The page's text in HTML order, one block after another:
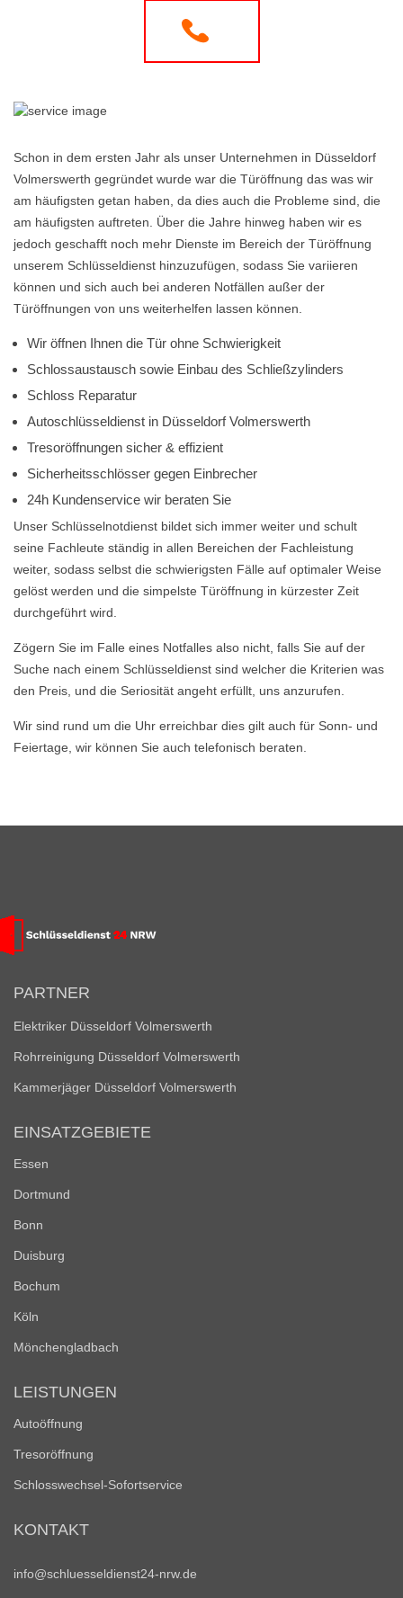
Schon in dem ersten Jahr als unser Unternehmen in Düsseldorf
Volmerswerth gegründet wurde war die Türöffnung das was wir
am häufigsten getan haben, da dies auch die Probleme sind, die
am häufigsten auftreten. Über die Jahre hinweg haben wir es
jedoch geschafft noch mehr Dienste im Bereich der Türöffnung
unserem Schlüsseldienst hinzuzufügen, sodass Sie variieren
können und sich auch bei anderen Notfällen außer der
Türöffnungen von uns weiterhelfen lassen können.
Wir öffnen Ihnen die Tür ohne Schwierigkeit
Schlossaustausch sowie Einbau des Schließzylinders
Schloss Reparatur
Autoschlüsseldienst in Düsseldorf Volmerswerth
Tresoröffnungen sicher & effizient
Sicherheitsschlösser gegen Einbrecher
24h Kundenservice wir beraten Sie
Unser Schlüsselnotdienst bildet sich immer weiter und schult
seine Fachleute ständig in allen Bereichen der Fachleistung
weiter, sodass selbst die schwierigsten Fälle auf optimaler Weise
gelöst werden und die simpelste Türöffnung in kürzester Zeit
durchgeführt wird.
Zögern Sie im Falle eines Notfalles also nicht, falls Sie auf der
Suche nach einem Schlüsseldienst sind welcher die Kriterien was
den Preis, und die Seriosität angeht erfüllt, uns anzurufen.
Wir sind rund um die Uhr erreichbar dies gilt auch für Sonn- und
Feiertage, wir können Sie auch telefonisch beraten.
PARTNER
Elektriker Düsseldorf Volmerswerth
Rohrreinigung Düsseldorf Volmerswerth
Kammerjäger Düsseldorf Volmerswerth
EINSATZGEBIETE
Essen
Dortmund
Bonn
Duisburg
Bochum
Köln
Mönchengladbach
LEISTUNGEN
Autoöffnung
Tresoröffnung
Schlosswechsel-Sofortservice
KONTAKT
info@schluesseldienst24-nrw.de